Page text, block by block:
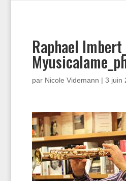
Raphael
par Nicole Videmann | 3 juin